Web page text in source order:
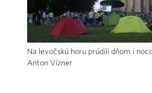
Na levočskú horu prúdili dňom i
Anton Vízner